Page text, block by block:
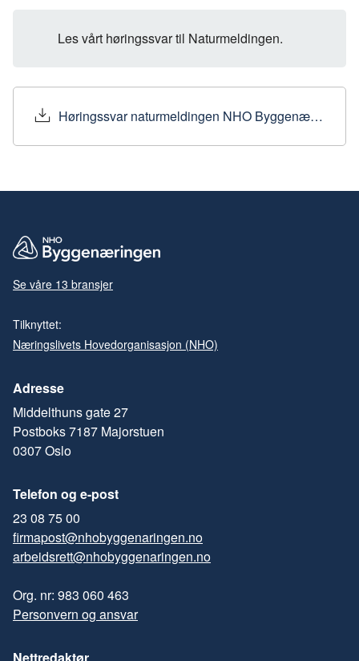
o
Les vårt høringssvar til Naturmeldingen.
Høringssvar naturmeldingen NHO Byggenæringen.pdf
Se våre 13 bransjer
Tilknyttet:
Næringslivets Hovedorganisasjon (NHO)
Adresse
Middelthuns gate 27
Postboks 7187 Majorstuen
0307 Oslo
Telefon og e-post
23 08 75 00
firmapost@nhobyggenaringen.no
arbeidsrett@nhobyggenaringen.no
Org. nr: 983 060 463
Personvern og ansvar